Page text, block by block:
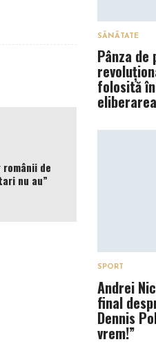
de
nu au”
SĂNĂTATE
Pânza de
folosită
SPORT
Andrei
final
Dennis
vrem!”